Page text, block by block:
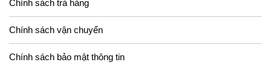
Chính sách trả hàng
Chính sách vận chuyển
Chính sách bảo mật thông tin